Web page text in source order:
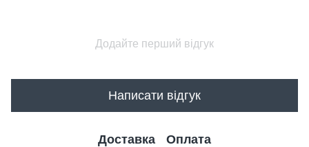
Додайте перший відгук
Написати відгук
Доставка Оплата